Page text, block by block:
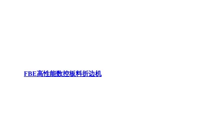
FBE高性能数控板料折边机